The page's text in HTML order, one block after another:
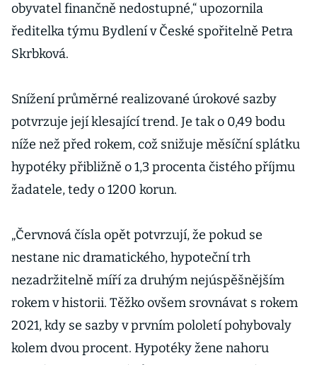
obyvatel finančně nedostupné,“ upozornila
ředitelka týmu Bydlení v České spořitelně Petra
Skrbková.
Snížení průměrné realizované úrokové sazby
potvrzuje její klesající trend. Je tak o 0,49 bodu
níže než před rokem, což snižuje měsíční splátku
hypotéky přibližně o 1,3 procenta čistého příjmu
žadatele, tedy o 1200 korun.
„Červnová čísla opět potvrzují, že pokud se
nestane nic dramatického, hypoteční trh
nezadržitelně míří za druhým nejúspěšnějším
rokem v historii. Těžko ovšem srovnávat s rokem
2021, kdy se sazby v prvním pololetí pohybovaly
kolem dvou procent. Hypotéky žene nahoru